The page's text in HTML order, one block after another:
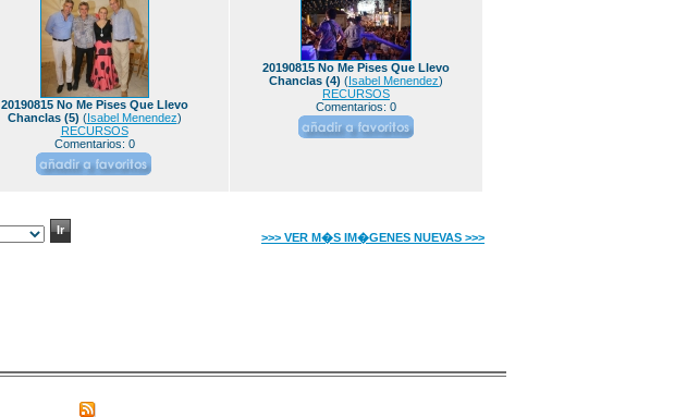
20190815 No Me Pises Que Llevo
Chanclas (5) (Isabel Menendez)
RECURSOS
Comentarios: 0
20190815 No Me Pises Que Llevo
Chanclas (4) (Isabel Menendez)
RECURSOS
Comentarios: 0
>>> VER M�S IM�GENES NUEVAS >>>